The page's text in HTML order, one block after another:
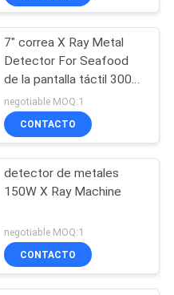
del
212
7" correa X Ray Metal
Detector For Seafood
de la pantalla táctil 300m
m
negotiable MOQ:1
CONTACTO
detector de metales
150W X Ray Machine
negotiable MOQ:1
CONTACTO